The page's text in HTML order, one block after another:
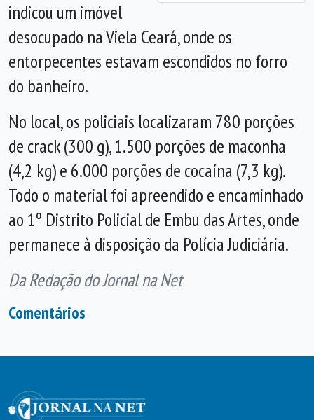
indicou um imóvel
desocupado na Viela Ceará, onde os
entorpecentes estavam escondidos no forro
do banheiro.
No local, os policiais localizaram 780 porções
de crack (300 g), 1.500 porções de maconha
(4,2 kg) e 6.000 porções de cocaína (7,3 kg).
Todo o material foi apreendido e encaminhado
ao 1º Distrito Policial de Embu das Artes, onde
permanece à disposição da Polícia Judiciária.
Da Redação do Jornal na Net
Comentários